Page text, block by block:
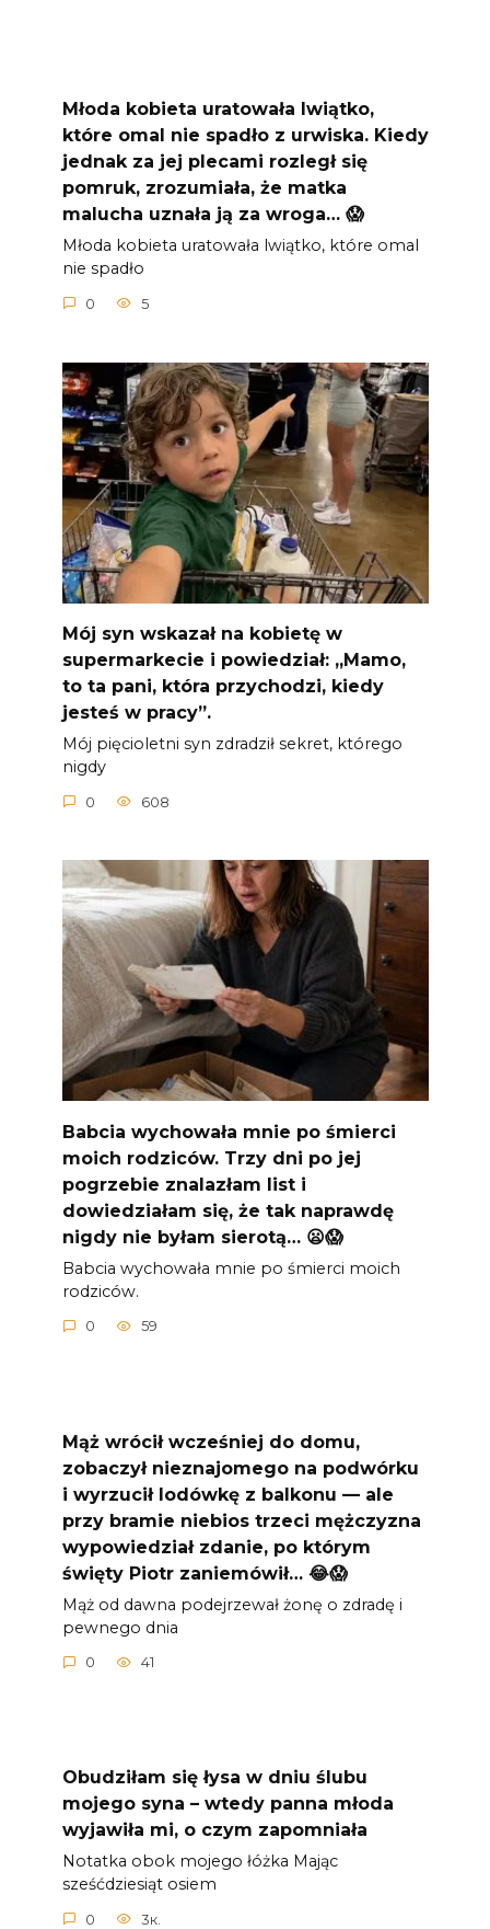
Młoda kobieta uratowała lwiątko,
które omal nie spadło z urwiska. Kiedy
jednak za jej plecami rozległ się
pomruk, zrozumiała, że matka
malucha uznała ją za wroga… 😱
Młoda kobieta uratowała lwiątko, które omal
nie spadło
0 5
Mój syn wskazał na kobietę w
supermarkecie i powiedział: „Mamo,
to ta pani, która przychodzi, kiedy
jesteś w pracy”.
Mój pięcioletni syn zdradził sekret, którego
nigdy
0 608
Babcia wychowała mnie po śmierci
moich rodziców. Trzy dni po jej
pogrzebie znalazłam list i
dowiedziałam się, że tak naprawdę
nigdy nie byłam sierotą… 😦😱
Babcia wychowała mnie po śmierci moich
rodziców.
0 59
Mąż wrócił wcześniej do domu,
zobaczył nieznajomego na podwórku
i wyrzucił lodówkę z balkonu — ale
przy bramie niebios trzeci mężczyzna
wypowiedział zdanie, po którym
święty Piotr zaniemówił… 😂😱
Mąż od dawna podejrzewał żonę o zdradę i
pewnego dnia
0 41
Obudziłam się łysa w dniu ślubu
mojego syna – wtedy panna młoda
wyjawiła mi, o czym zapomniała
Notatka obok mojego łóżka Mając
sześćdziesiąt osiem
0 3к.